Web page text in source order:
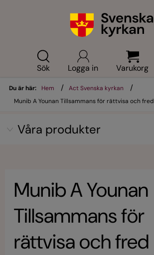
Sök Logga in Varukorg
Du är här: Hem / Act Svenska kyrkan /
Munib A Younan Tillsammans för rättvisa och fred
Våra produkter
Munib A Younan
Tillsammans för
rättvisa och fred